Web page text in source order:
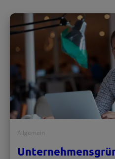
Allgemein